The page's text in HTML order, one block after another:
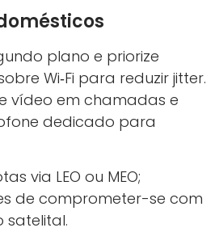
plano e priorize
Wi‑Fi para reduzir jitter.
vídeo em chamadas e
dedicado para
via LEO ou MEO;
de comprometer-se com
satelital.